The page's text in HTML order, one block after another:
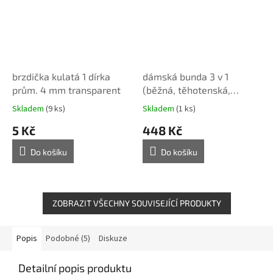
brzdička kulatá 1 dírka
prům. 4 mm transparent
Skladem (9 ks)
5 Kč
Do košíku
dámská bunda 3 v 1
(běžná, těhotenská,
nosící) XS - XXXXL -
tištěný střih Caramilla
Skladem (1 ks)
448 Kč
Do košíku
ZOBRAZIT VŠECHNY SOUVISEJÍCÍ PRODUKTY
Popis Podobné (5) Diskuze
Detailní popis produktu